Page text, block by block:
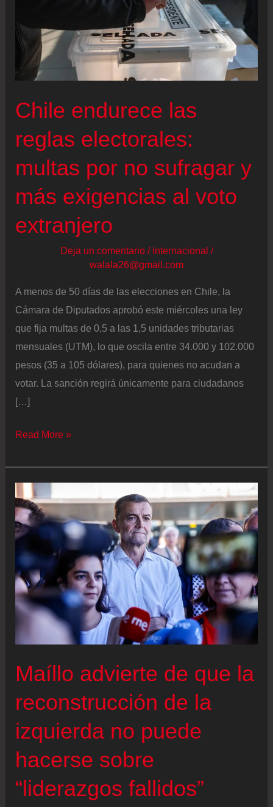
Chile endurece las
reglas electorales:
multas por no sufragar y
más exigencias al voto
extranjero
Deja un comentario / Internacional /
walala26@gmail.com
A menos de 50 días de las elecciones en Chile, la
Cámara de Diputados aprobó este miércoles una ley
que fija multas de 0,5 a las 1,5 unidades tributarias
mensuales (UTM), lo que oscila entre 34.000 y 102.000
pesos (35 a 105 dólares), para quienes no acudan a
votar. La sanción regirá únicamente para ciudadanos
[…]
Chile
las
reglas
electorales:
multas
no
sufragar
y
voto
Read More »
Maíllo advierte de que la
reconstrucción de la
izquierda no puede
hacerse sobre
“liderazgos fallidos”